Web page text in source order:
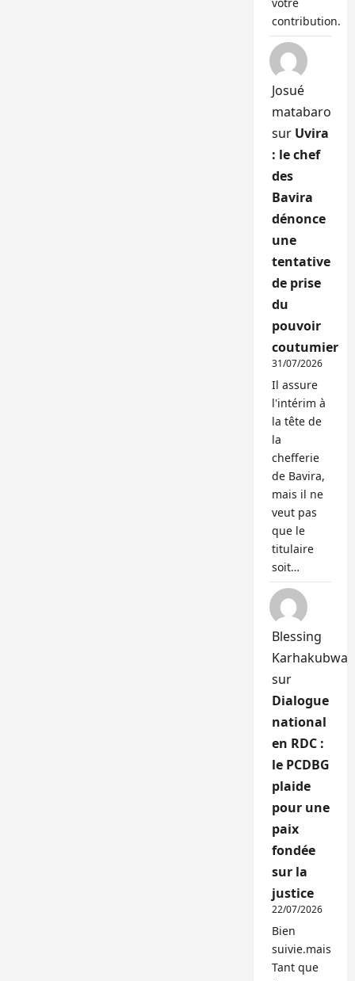
contribution.
Josué
matabaro
sur Uvira
: le chef
des
Bavira
dénonce
une
tentative
de prise
du
pouvoir
coutumier
31/07/2026
Il assure
l'intérim à
la tête de
la
chefferie
de Bavira,
mais il ne
veut pas
que le
titulaire
soit…
Blessing
Karhakubwa
sur
Dialogue
national
en RDC :
le PCDBG
plaide
pour une
paix
fondée
sur la
justice
22/07/2026
Bien
suivie.mais
Tant que